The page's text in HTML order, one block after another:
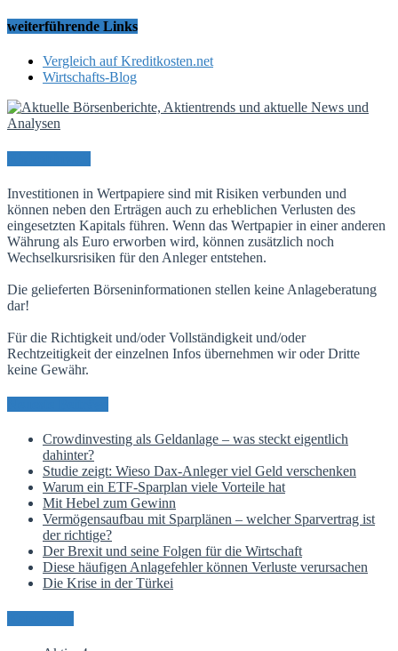
weiterführende Links
Vergleich auf Kreditkosten.net
Wirtschafts-Blog
Investitionen in Wertpapiere sind mit Risiken verbunden und
können neben den Erträgen auch zu erheblichen Verlusten des
eingesetzten Kapitals führen. Wenn das Wertpapier in einer anderen
Währung als Euro erworben wird, können zusätzlich noch
Wechselkursrisiken für den Anleger entstehen.
Die gelieferten Börseninformationen stellen keine Anlageberatung
dar!
Für die Richtigkeit und/oder Vollständigkeit und/oder
Rechtzeitigkeit der einzelnen Infos übernehmen wir oder Dritte
keine Gewähr.
Crowdinvesting als Geldanlage – was steckt eigentlich
dahinter?
Studie zeigt: Wieso Dax-Anleger viel Geld verschenken
Warum ein ETF-Sparplan viele Vorteile hat
Mit Hebel zum Gewinn
Vermögensaufbau mit Sparplänen – welcher Sparvertrag ist
der richtige?
Der Brexit und seine Folgen für die Wirtschaft
Diese häufigen Anlagefehler können Verluste verursachen
Die Krise in der Türkei